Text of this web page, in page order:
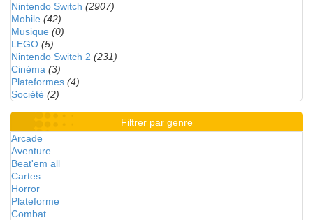
Nintendo Switch (2907)
Mobile (42)
Musique (0)
LEGO (5)
Nintendo Switch 2 (231)
Cinéma (3)
Plateformes (4)
Société (2)
Filtrer par genre
Arcade
Aventure
Beat'em all
Cartes
Horror
Plateforme
Combat